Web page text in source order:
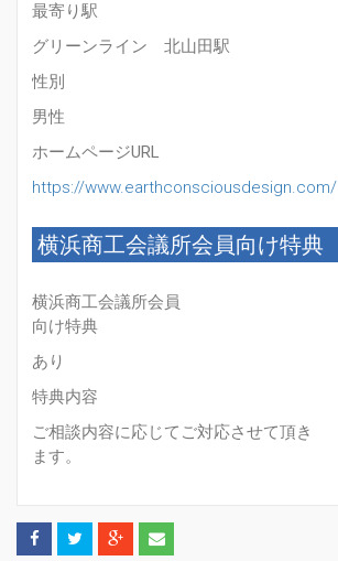
最寄り駅
グリーンライン 北山田駅
性別
男性
ホームページURL
https://www.earthconsciousdesign.com/
横浜商工会議所会員向け特典
横浜商工会議所会員
向け特典
あり
特典内容
ご相談内容に応じてご対応させて頂き
ます。